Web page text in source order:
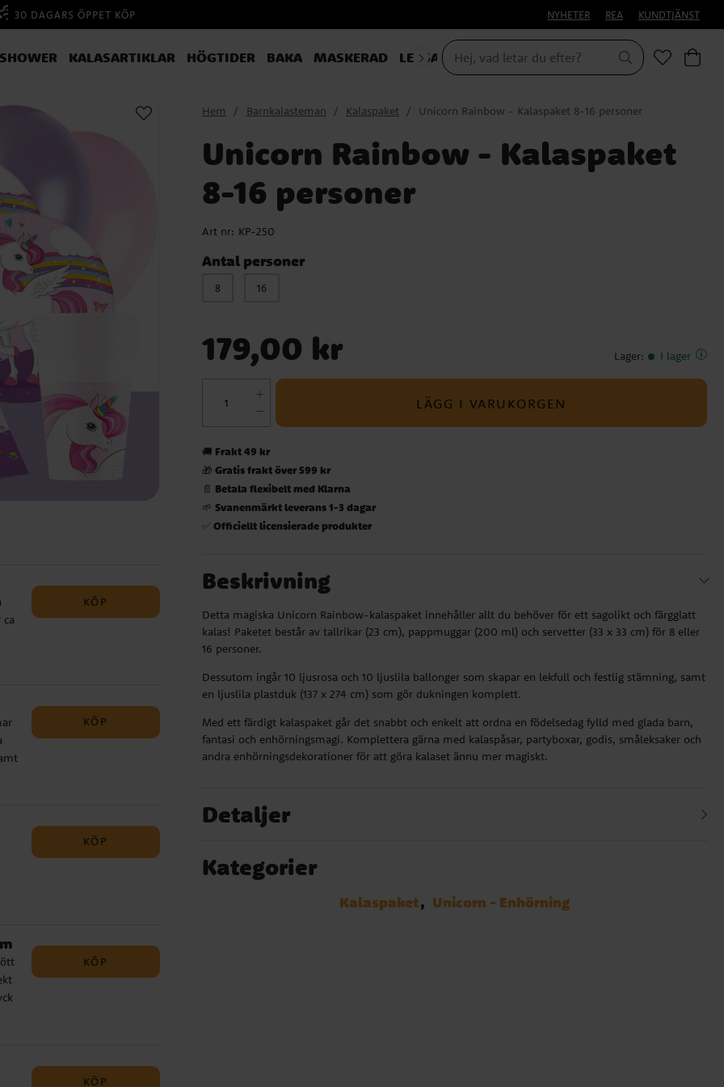
30 DAGARS ÖPPET KÖP NYHETER REA KUNDTJÄNST
KALASARTIKLAR HÖGTIDER BAKA MASKERAD LEKSAKER & PRESENTER
KÖP
KÖP
KÖP
KÖP
KÖP
Hem Barnkalasteman Kalaspaket Unicorn Rainbow - Kalaspaket 8-16 personer
Unicorn Rainbow - Kalaspaket
8-16 personer
Art nr: KP-250
Antal personer
8 16
179,00 kr Lager: I lager
LÄGG I VARUKORGEN
🚚 Frakt 49 kr
🎁Gratis frakt över 599 kr
📄 Betala flexibelt med Klarna
🌱Svanenmärkt leverans 1-3 dagar
✅Officiellt licensierade produkter
Beskrivning
Detta magiska Unicorn Rainbow-kalaspaket innehåller allt du behöver för ett sagolikt och färgglatt
kalas! Paketet består av tallrikar (23 cm), pappmuggar (200 ml) och servetter (33 x 33 cm) för 8 eller
16 personer.
Dessutom ingår 10 ljusrosa och 10 ljuslila ballonger som skapar en lekfull och festlig stämning, samt
en ljuslila plastduk (137 x 274 cm) som gör dukningen komplett.
Med ett färdigt kalaspaket går det snabbt och enkelt att ordna en födelsedag fylld med glada barn,
fantasi och enhörningsmagi. Komplettera gärna med kalaspåsar, partyboxar, godis, småleksaker och
andra enhörningsdekorationer för att göra kalaset ännu mer magiskt.
Detaljer
Kategorier
Kalaspaket Unicorn - Enhörning